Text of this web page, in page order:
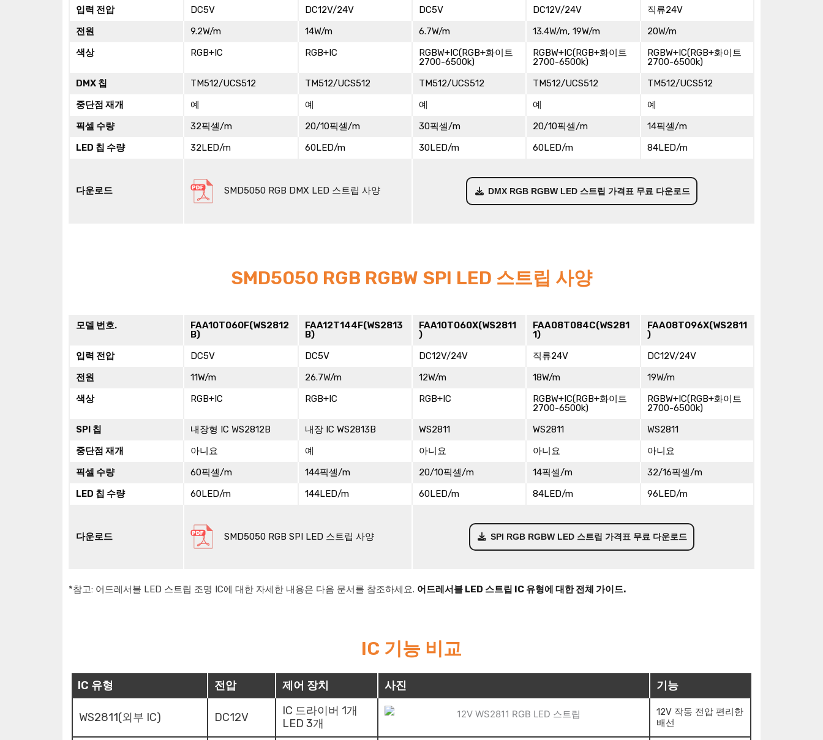
입력 전압
DC5V DC12V/24V DC5V DC12V/24V
직류24V
전원
9.2W/m 14W/m 6.7W/m 13.4W/m, 19W/m
20W/m
색상
RGB+IC RGB+IC
RGBW+IC(RGB+화이트
2700-6500k)
RGBW+IC(RGB+화이트
2700-6500k)
RGBW+IC(RGB+화이트
2700-6500k)
DMX 칩
TM512/UCS512 TM512/UCS512 TM512/UCS512 TM512/UCS512
TM512/UCS512
중단점 재개
예 예 예 예
예
픽셀 수량
32픽셀/m 20/10픽셀/m 30픽셀/m 20/10픽셀/m
14픽셀/m
LED 칩 수량
32LED/m 60LED/m 30LED/m 60LED/m 84LED/m
다운로드 SMD5050 RGB DMX LED 스트립 사양 DMX RGB RGBW LED 스트립 가격표 무료 다운로드
SMD5050 RGB RGBW SPI LED 스트립 사양
모델 번호.
FAA10T060F(WS2812
B)
FAA12T144F(WS2813
B)
FAA10T060X(WS2811
)
FAA08T084C(WS281
1)
FAA08T096X(WS2811
)
입력 전압
DC5V DC5V DC12V/24V 직류24V
DC12V/24V
전원
11W/m 26.7W/m 12W/m 18W/m
19W/m
색상
RGB+IC RGB+IC RGB+IC
RGBW+IC(RGB+화이트
2700-6500k)
RGBW+IC(RGB+화이트
2700-6500k)
SPI 칩
내장형 IC WS2812B 내장 IC WS2813B WS2811 WS2811
WS2811
중단점 재개
아니요 예 아니요 아니요
아니요
픽셀 수량
60픽셀/m 144픽셀/m 20/10픽셀/m 14픽셀/m
32/16픽셀/m
LED 칩 수량
60LED/m 144LED/m 60LED/m 84LED/m 96LED/m
다운로드 SMD5050 RGB SPI LED 스트립 사양 SPI RGB RGBW LED 스트립 가격표 무료 다운로드
*참고: 어드레서블 LED 스트립 조명 IC에 대한 자세한 내용은 다음 문서를 참조하세요. 어드레서블 LED 스트립 IC 유형에 대한 전체 가이드.
IC 기능 비교
IC 유형 전압 제어 장치 사진 기능
WS2811(외부 IC) DC12V
IC 드라이버 1개
LED 3개
12V 작동 전압 편리한
배선